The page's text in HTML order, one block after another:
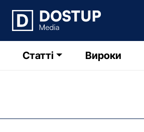
Статті Вироки